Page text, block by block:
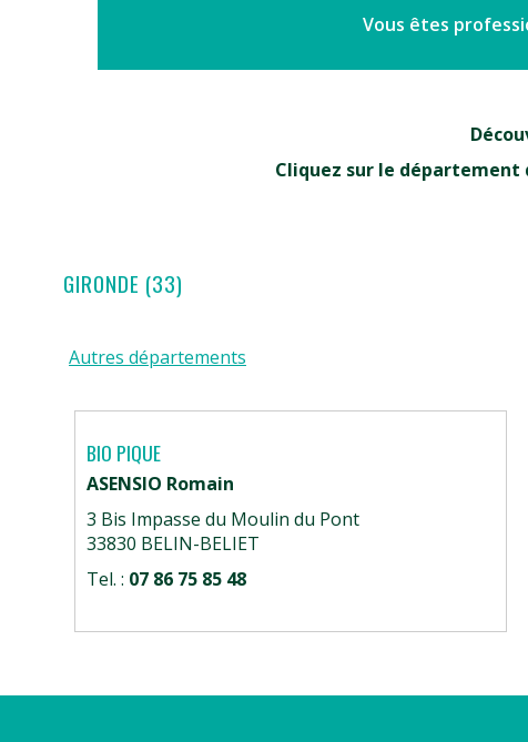
Vous êtes
Cliquez sur le département
GIRONDE (33)
Autres départements
BIO PIQUE
ASENSIO Romain
3 Bis Impasse du Moulin du Pont
33830 BELIN-BELIET
Tel. : 07 86 75 85 48
plus d’infos